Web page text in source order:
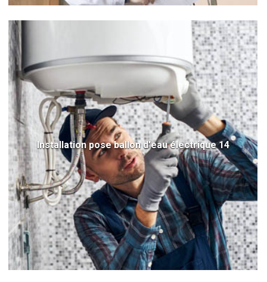
Installation pose ballon d'eau électrique 14